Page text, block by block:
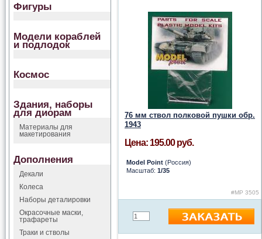
76 мм ствол полковой пушки обр.
1943
Цена: 195.00 руб.
Model Point (Россия)
Масштаб: 1/35
#MP 3505
Фигуры
Модели кораблей
и подлодок
Космос
Здания, наборы
для диорам
Материалы для
макетирования
Дополнения
Декали
Колеса
Наборы деталировки
Окрасочные маски,
трафареты
Траки и стволы